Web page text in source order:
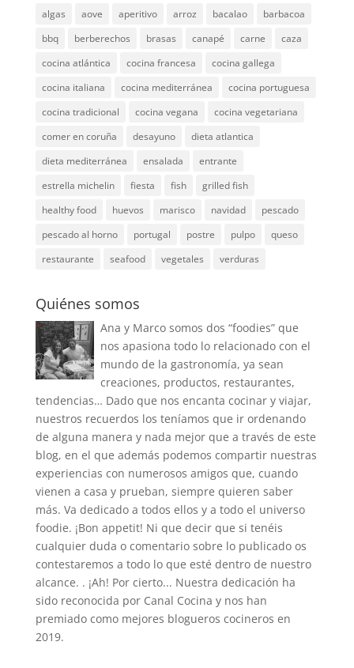
algas aove aperitivo arroz bacalao
barbacoa
bbq
berberechos brasas canapé carne
caza
cocina atlántica
cocina francesa
cocina gallega
cocina italiana
cocina mediterránea
cocina portuguesa
cocina tradicional
cocina vegana
cocina vegetariana
comer en coruña
desayuno
dieta atlantica
dieta mediterránea
ensalada
entrante
estrella michelin
fiesta fish
grilled fish
healthy food
huevos marisco navidad
pescado
pescado al horno
portugal postre pulpo
queso
restaurante
seafood vegetales verduras
Quiénes somos
Ana y Marco somos dos “foodies” que
nos apasiona todo lo relacionado con el
mundo de la gastronomía, ya sean
creaciones, productos, restaurantes,
tendencias… Dado que nos encanta cocinar y viajar,
nuestros recuerdos los teníamos que ir ordenando
de alguna manera y nada mejor que a través de este
blog, en el que además podemos compartir nuestras
experiencias con numerosos amigos que, cuando
vienen a casa y prueban, siempre quieren saber
más. Va dedicado a todos ellos y a todo el universo
foodie. ¡Bon appetit! Ni que decir que si tenéis
cualquier duda o comentario sobre lo publicado os
contestaremos a todo lo que esté dentro de nuestro
alcance. . ¡Ah! Por cierto... Nuestra dedicación ha
sido reconocida por Canal Cocina y nos han
premiado como mejores blogueros cocineros en
2019.